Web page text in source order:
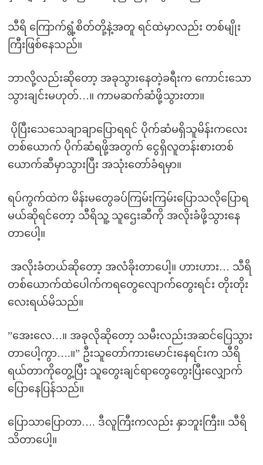
သီရိ ကြောက်ရွံ့စိတ်တို့နဲ့အတူ ရင်ထဲမှာလည်း တစ်မျိုး
ကြီးဖြစ်နေသည်။
ဘာလို့လည်းဆိုတော့ အခုသွားနေတဲ့ခရီးက ကောင်းသော
သွားချင်းမဟုတ်…။ ကာမဆက်ဆံဖို့သွားတာ။
ပိုပြီးသေသေချာချာပြောရရင် ပိုက်ဆံမရှိသူမိန်းကလေး
တစ်ယောက် ပိုက်ဆံရဖို့အတွက် ငွေရှိလူတန်းစားတစ်
ယောက်ဆီမှာသွားပြီး အသုံးတော်ခံရမှာ။
ရပ်ကွက်ထဲက မိန်းမတွေခပ်ကြမ်းကြမ်းပြောသလိုပြောရ
မယ်ဆိုရင်တော့ သီရိသူ့ သူဌေးဆီကို အလိုးခံဖို့သွားနေ
တာပေါ့။
အလိုးခံတယ်ဆိုတော့ အလံခိုးတာပေါ့။ ဟားဟား… သီရိ
တစ်ယောက်ထဲပေါက်ကရတွေလျောက်တွေးရင်း တိုးတိုး
လေးရယ်မိသည်။
”အေးလေ…။ အခုလိုဆိုတော့ သမီးလည်းအဆင်ပြေသွား
တာပေါ့ကွာ….။” ဦးသူတော်ကားမောင်းနေရင်းက သီရိ
ရယ်တာကိုတွေ့ပြီး သူတွေးချင်ရာတွေတွေးပြီးလျှောက်
ပြောနေပြန်သည်။
ပြောသာပြောတာ…. ဒီလူကြီးကလည်း နှာဘူးကြီး။ သီရိ
သိတာပေါ့။